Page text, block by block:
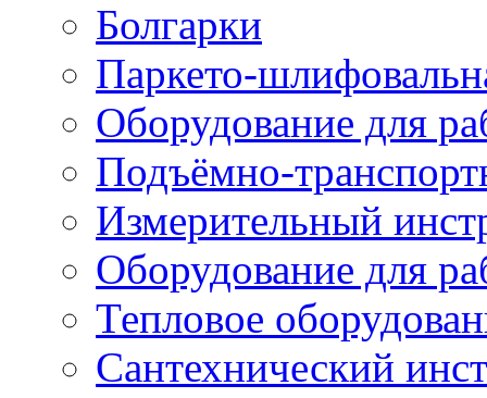
Болгарки
Паркето-
Оборудование для
Подъёмно-
Измерительный
Оборудование для
Тепловое
Сантехнический